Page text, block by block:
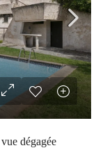
dégagée